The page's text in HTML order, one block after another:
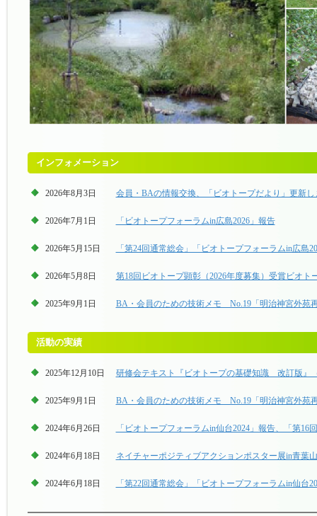
インフォメーション
2026年8月3日 会員・BAの情報交換、「ビオトープだより」更新し
2026年7月1日 「ビオトープフォーラムin広島2026」報告
2026年5月15日 「第24回通常総会」「ビオトープフォーラムin広島
2026年5月8日 第18回ビオトープ顕彰（2026年度募集）受賞ビオト
2025年9月1日 BA・会員のための技術メモ No.19「明治神宮外苑
活動の実績
2025年12月10日 研修会テキスト『ビオトープの基礎知識 改訂版』
2025年9月1日 BA・会員のための技術メモ No.19「明治神宮外苑
2024年6月26日 「ビオトープフォーラムin仙台2024」報告、「第16
2024年6月18日 ネイチャーポジティブアクションポスター展in青葉
2024年6月18日 「第22回通常総会」「ビオトープフォーラムin仙台